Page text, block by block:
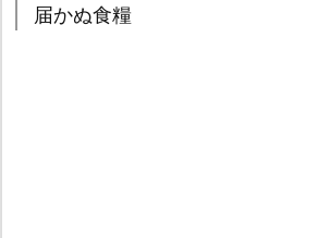
届かぬ食糧